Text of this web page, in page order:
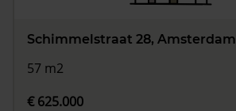
Schimmelstraat 28, Amsterdam
57 m2
€ 625.000